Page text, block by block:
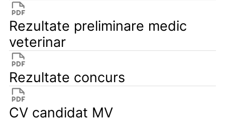
Rezultate preliminare medic
veterinar
Rezultate concurs
CV candidat MV